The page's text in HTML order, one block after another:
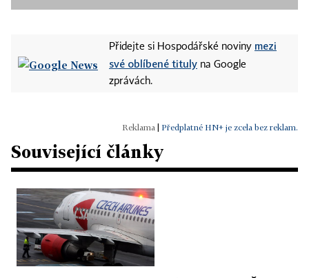
Přidejte si Hospodářské noviny mezi
své oblíbené tituly na Google
zprávách.
Předplatné HN+ je zcela bez reklam.
Související články